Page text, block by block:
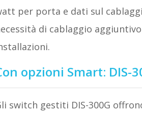
per porta e dati sul
di cablaggio
opzioni Smart: DIS-
switch gestiti DIS-300G